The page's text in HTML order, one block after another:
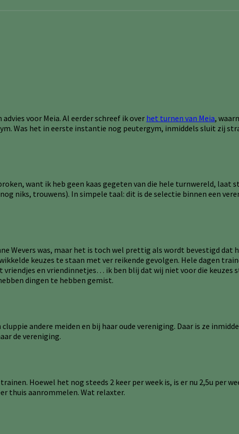
voor Meia. Al eerder schreef ik over het turnen van Meia,
Was het in eerste instantie nog peutergym, inmiddels sluit zij
want ik heb geen kaas gegeten van die hele turnwereld, laat
niks, trouwens). In simpele taal: dit is de selectie binnen een
Wevers was, maar het is toch wel prettig als wordt bevestigd
keuzes te staan met ver reikende gevolgen. Hele dagen
en vriendinnetjes… ik ben blij dat wij niet voor die keuzes
dingen te hebben gemist.
andere meiden en bij haar oude vereniging. Daar is ze
de vereniging.
Hoewel het nog steeds 2 keer per week is, is er nu 2,5u per
thuis aanrommelen. Wat relaxter.